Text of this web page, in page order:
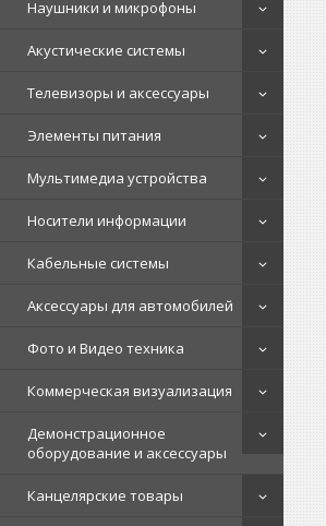
Наушники и микрофоны
Акустические системы
Телевизоры и аксессуары
Элементы питания
Мультимедиа устройства
Носители информации
Кабельные системы
Аксессуары для автомобилей
Фото и Видео техника
Коммерческая визуализация
Демонстрационное
оборудование и аксессуары
Канцелярские товары